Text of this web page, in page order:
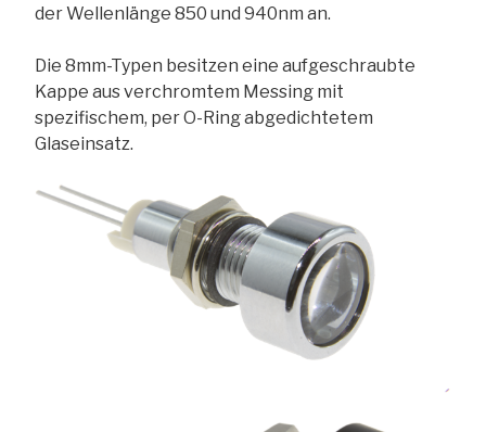
der Wellenlänge 850 und 940nm an.
Die 8mm-Typen besitzen eine aufgeschraubte
Kappe aus verchromtem Messing mit
spezifischem, per O-Ring abgedichtetem
Glaseinsatz.